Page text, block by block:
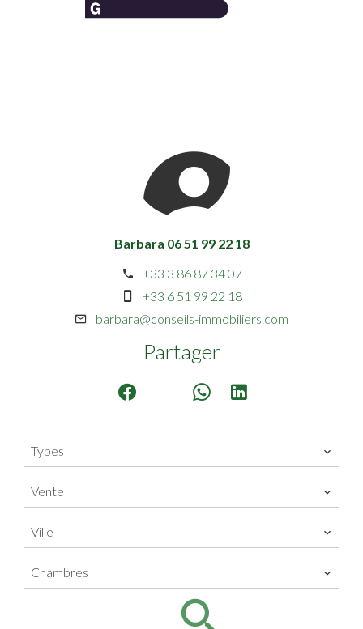
Barbara 06 51 99 22 18
+33 3 86 87 34 07
+33 6 51 99 22 18
barbara@conseils-immobiliers.com
Partager
Types
Vente
Ville
Chambres